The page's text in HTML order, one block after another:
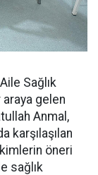
Sağlık
gelen
Anmal,
karşılaşılan
öneri
sağlık